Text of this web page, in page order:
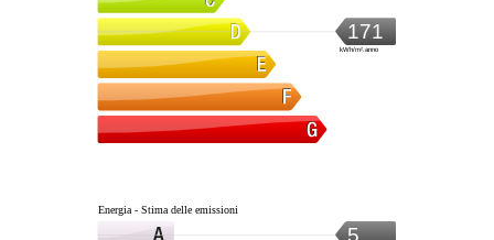
171
kWh/m².anno
Energia - Stima delle emissioni
5